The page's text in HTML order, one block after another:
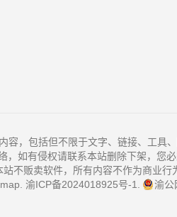
，包括但不限于文字、链接、工具
如有侵权请联系本站删除下架，您
不贩卖软件，所有内容不作为商业
渝ICP备2024018925号-1 渝